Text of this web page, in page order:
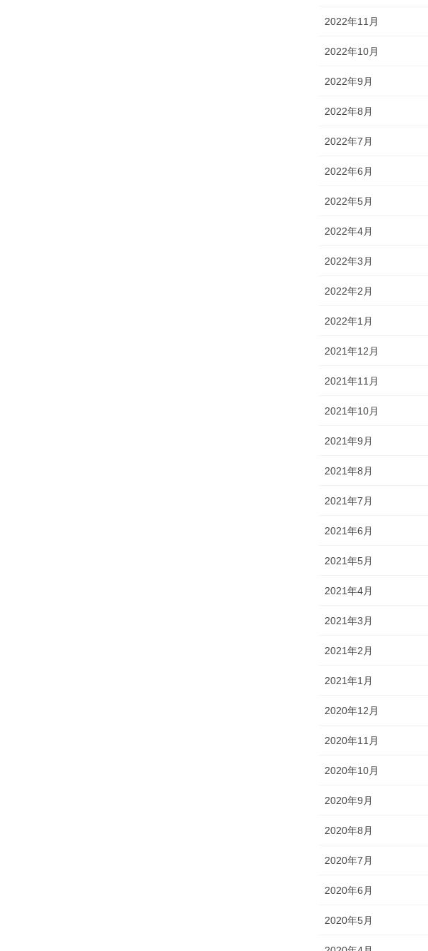
2022年11月
2022年10月
2022年9月
2022年8月
2022年7月
2022年6月
2022年5月
2022年4月
2022年3月
2022年2月
2022年1月
2021年12月
2021年11月
2021年10月
2021年9月
2021年8月
2021年7月
2021年6月
2021年5月
2021年4月
2021年3月
2021年2月
2021年1月
2020年12月
2020年11月
2020年10月
2020年9月
2020年8月
2020年7月
2020年6月
2020年5月